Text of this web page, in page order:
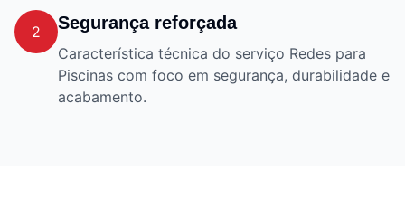
2 Segurança reforçada
Característica técnica do serviço Redes para
Piscinas com foco em segurança, durabilidade e
acabamento.